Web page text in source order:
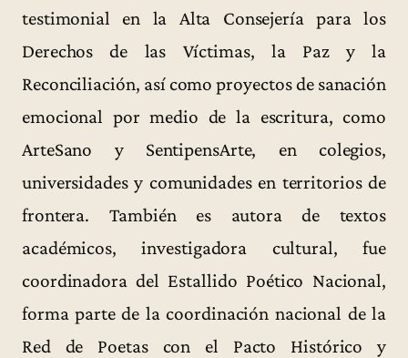
testimonial en la Alta Consejería para los
Derechos de las Víctimas, la Paz y la
Reconciliación, así como proyectos de sanación
emocional por medio de la escritura, como
ArteSano y SentipensArte, en colegios,
universidades y comunidades en territorios de
frontera. También es autora de textos
académicos, investigadora cultural, fue
coordinadora del Estallido Poético Nacional,
forma parte de la coordinación nacional de la
Red de Poetas con el Pacto Histórico y